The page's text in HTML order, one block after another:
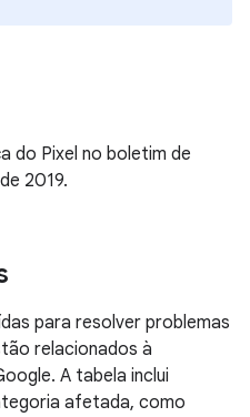
do Pixel no boletim de
2019.
para resolver problemas
relacionados à
A tabela inclui
afetada, como